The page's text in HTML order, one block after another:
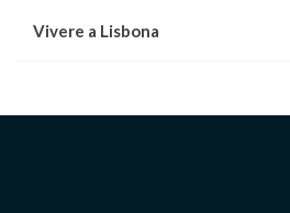
Vivere a Lisbona